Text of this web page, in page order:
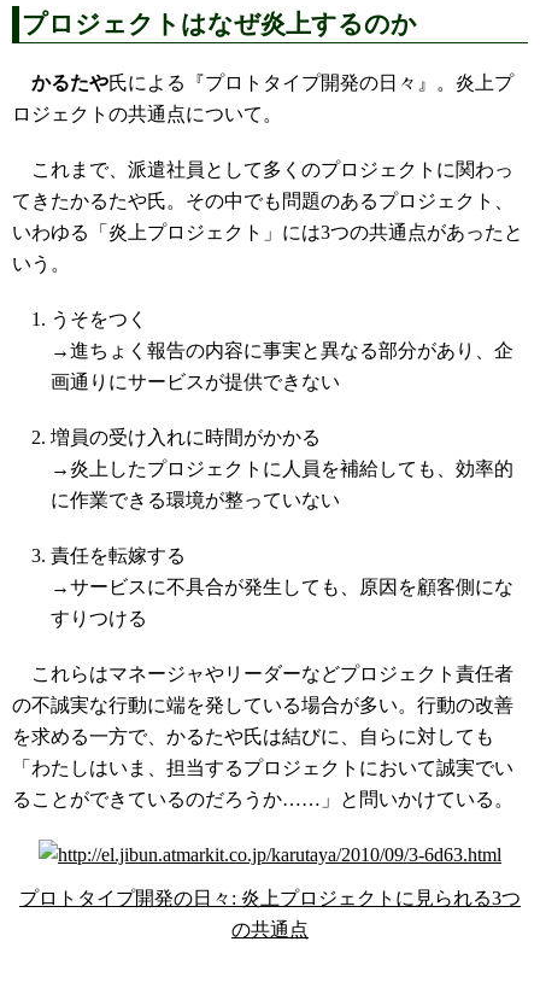
プロジェクトはなぜ炎上するのか
かるたや氏による『プロトタイプ開発の日々』。炎上プ
ロジェクトの共通点について。
これまで、派遣社員として多くのプロジェクトに関わっ
てきたかるたや氏。その中でも問題のあるプロジェクト、
いわゆる「炎上プロジェクト」には3つの共通点があったと
いう。
うそをつく
→進ちょく報告の内容に事実と異なる部分があり、企
画通りにサービスが提供できない
増員の受け入れに時間がかかる
→炎上したプロジェクトに人員を補給しても、効率的
に作業できる環境が整っていない
責任を転嫁する
→サービスに不具合が発生しても、原因を顧客側にな
すりつける
これらはマネージャやリーダーなどプロジェクト責任者
の不誠実な行動に端を発している場合が多い。行動の改善
を求める一方で、かるたや氏は結びに、自らに対しても
「わたしはいま、担当するプロジェクトにおいて誠実でい
ることができているのだろうか……」と問いかけている。
プロトタイプ開発の日々: 炎上プロジェクトに見られる3つ
の共通点